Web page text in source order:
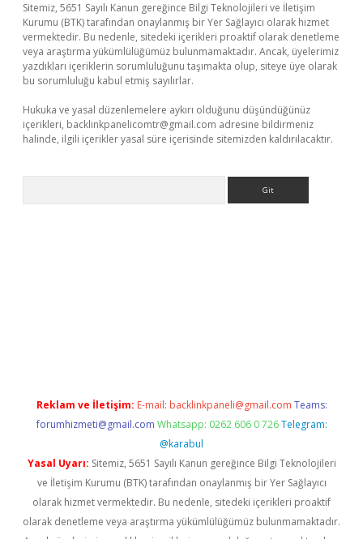
Sitemiz, 5651 Sayılı Kanun gereğince Bilgi Teknolojileri ve İletişim
Kurumu (BTK) tarafından onaylanmış bir Yer Sağlayıcı olarak hizmet
vermektedir. Bu nedenle, sitedeki içerikleri proaktif olarak denetleme
veya araştırma yükümlülüğümüz bulunmamaktadır. Ancak, üyelerimiz
yazdıkları içeriklerin sorumluluğunu taşımakta olup, siteye üye olarak
bu sorumluluğu kabul etmiş sayılırlar.
Hukuka ve yasal düzenlemelere aykırı olduğunu düşündüğünüz
içerikleri, backlinkpanelicomtr@gmail.com adresine bildirmeniz
halinde, ilgili içerikler yasal süre içerisinde sitemizden kaldırılacaktır.
Reklam ve İletişim: E-mail: backlinkpaneli@gmail.com Teams:
forumhizmeti@gmail.com Whatsapp: 0262 606 0 726 Telegram:
@karabul
Yasal Uyarı: Sitemiz, 5651 Sayılı Kanun gereğince Bilgi Teknolojileri
ve İletişim Kurumu (BTK) tarafından onaylanmış bir Yer Sağlayıcı
olarak hizmet vermektedir. Bu nedenle, sitedeki içerikleri proaktif
olarak denetleme veya araştırma yükümlülüğümüz bulunmamaktadır.